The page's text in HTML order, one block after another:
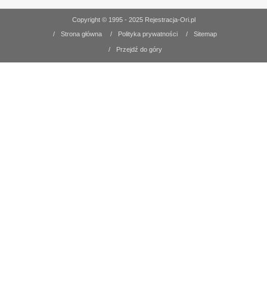
Copyright © 1995 - 2025 Rejestracja-Ori.pl
/
Strona główna / Polityka prywatności / Sitemap
/ Przejdź do góry